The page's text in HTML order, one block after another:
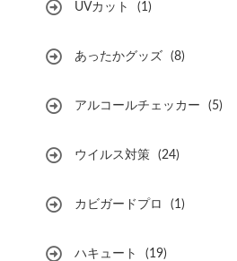
UVカット (1)
あったかグッズ (8)
アルコールチェッカー (5)
ウイルス対策 (24)
カビガードプロ (1)
ハキュート (19)